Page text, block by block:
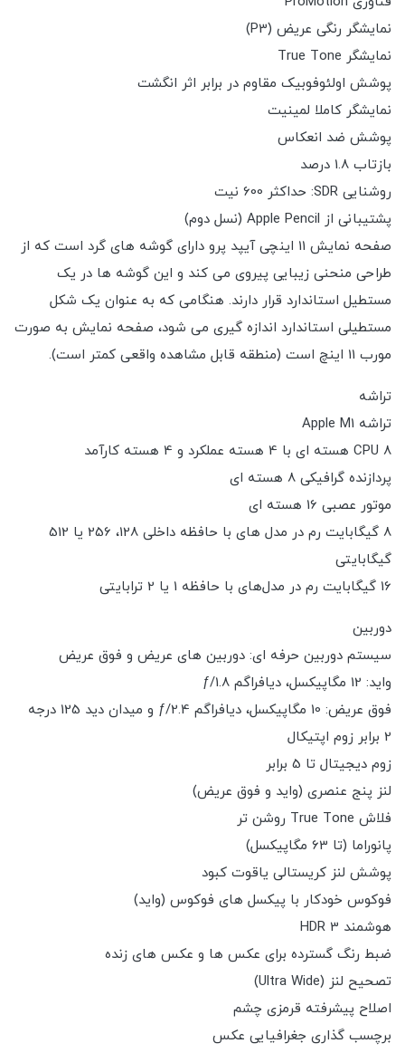
نمایشگر رنگی عریض (P3)
نمایشگر True Tone
پوشش اولئوفوبیک مقاوم در برابر اثر انگشت
نمایشگر کاملا لمینیت
پوشش ضد انعکاس
بازتاب 1.8 درصد
روشنایی SDR: حداکثر 600 نیت
پشتیبانی از Apple Pencil (نسل دوم)
صفحه نمایش 11 اینچی آیپد پرو دارای گوشه های گرد است که از
طراحی منحنی زیبایی پیروی می کند و این گوشه ها در یک
مستطیل استاندارد قرار دارند. هنگامی که به عنوان یک شکل
مستطیلی استاندارد اندازه گیری می شود، صفحه نمایش به صورت
مورب 11 اینچ است (منطقه قابل مشاهده واقعی کمتر است).
تراشه
تراشه Apple M1
CPU 8 هسته ای با 4 هسته عملکرد و 4 هسته کارآمد
پردازنده گرافیکی 8 هسته ای
موتور عصبی 16 هسته ای
8 گیگابایت رم در مدل های با حافظه داخلی 128، 256 یا 512
گیگابایتی
16 گیگابایت رم در مدل‌های با حافظه 1 یا 2 ترابایتی
دوربین
سیستم دوربین حرفه ای: دوربین های عریض و فوق عریض
واید: 12 مگاپیکسل، دیافراگم ƒ/1.8
فوق عریض: 10 مگاپیکسل، دیافراگم ƒ/2.4 و میدان دید 125 درجه
2 برابر زوم اپتیکال
زوم دیجیتال تا 5 برابر
لنز پنج عنصری (واید و فوق عریض)
فلاش True Tone روشن تر
پانوراما (تا 63 مگاپیکسل)
پوشش لنز کریستالی یاقوت کبود
فوکوس خودکار با پیکسل های فوکوس (واید)
هوشمند HDR 3
ضبط رنگ گسترده برای عکس ها و عکس های زنده
تصحیح لنز (Ultra Wide)
اصلاح پیشرفته قرمزی چشم
برچسب گذاری جغرافیایی عکس